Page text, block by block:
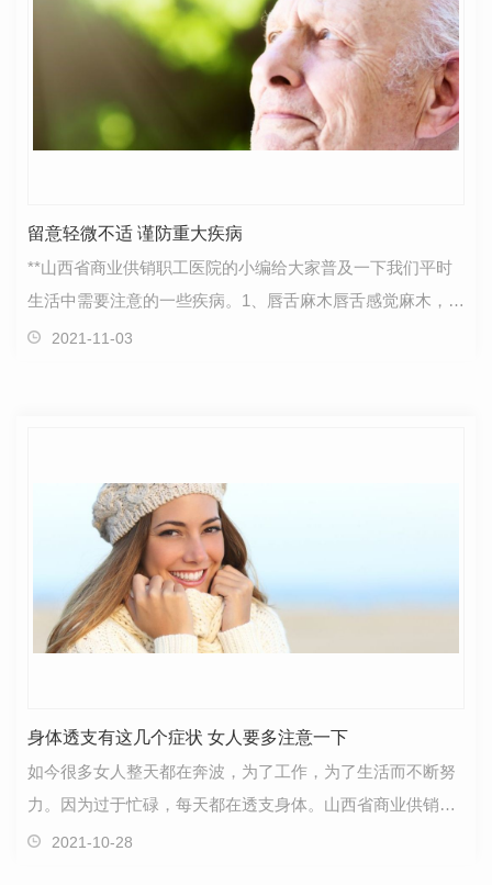
留意轻微不适 谨防重大疾病
**山西省商业供销职工医院的小编给大家普及一下我们平时
生活中需要注意的一些疾病。1、唇舌麻木唇舌感觉麻木，饮
食量减少，身体日渐消瘦，这是胰腺功能在逐步衰退…
2021-11-03
身体透支有这几个症状 女人要多注意一下
如今很多女人整天都在奔波，为了工作，为了生活而不断努
力。因为过于忙碌，每天都在透支身体。山西省商业供销职
工医院的小编提醒大家一定要记住了，过度透支身体对…
2021-10-28